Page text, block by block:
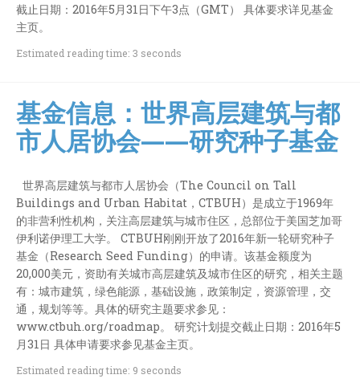
截止日期：2016年5月31日下午3点（GMT） 具体要求详见基金
主页。
Estimated reading time: 3 seconds
基金信息：世界高层建筑与都
市人居协会——研究种子基金
世界高层建筑与都市人居协会（The Council on Tall
Buildings and Urban Habitat，CTBUH）是成立于1969年
的非营利性机构，关注高层建筑与城市住区，总部位于美国芝加哥
伊利诺伊理工大学。 CTBUH刚刚开放了2016年新一轮研究种子
基金（Research Seed Funding）的申请。该基金额度为
20,000美元，资助有关城市高层建筑及城市住区的研究，相关主题
有：城市建筑，绿色能源，基础设施，政策制定，资源管理，交
通，规划等等。具体的研究主题要求参见：
www.ctbuh.org/roadmap。 研究计划提交截止日期：2016年5
月31日 具体申请要求参见基金主页。
Estimated reading time: 9 seconds